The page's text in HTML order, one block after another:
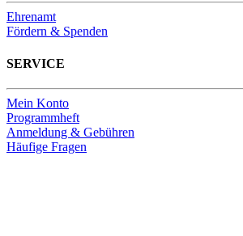
Ehrenamt
Fördern & Spenden
SERVICE
Mein Konto
Programmheft
Anmeldung & Gebühren
Häufige Fragen